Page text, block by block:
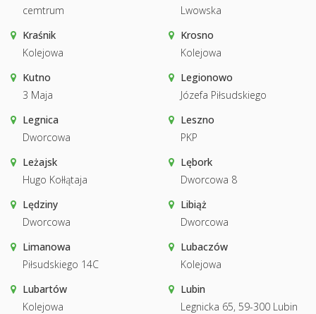
cemtrum
Lwowska
Kraśnik
Kolejowa
Krosno
Kolejowa
Kutno
3 Maja
Legionowo
Józefa Piłsudskiego
Legnica
Dworcowa
Leszno
PKP
Leżajsk
Hugo Kołłątaja
Lębork
Dworcowa 8
Lędziny
Dworcowa
Libiąż
Dworcowa
Limanowa
Piłsudskiego 14C
Lubaczów
Kolejowa
Lubartów
Kolejowa
Lubin
Legnicka 65, 59-300 Lubin